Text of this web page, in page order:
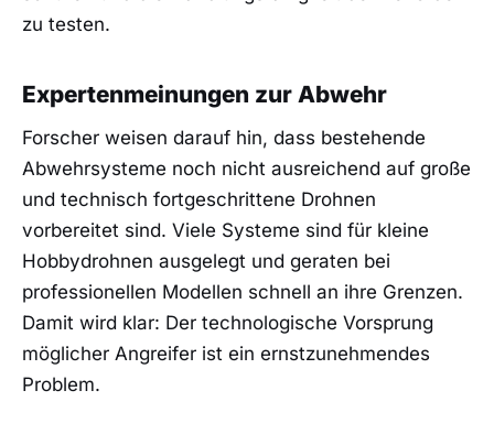
zu testen.
Expertenmeinungen zur Abwehr
Forscher weisen darauf hin, dass bestehende
Abwehrsysteme noch nicht ausreichend auf große
und technisch fortgeschrittene Drohnen
vorbereitet sind. Viele Systeme sind für kleine
Hobbydrohnen ausgelegt und geraten bei
professionellen Modellen schnell an ihre Grenzen.
Damit wird klar: Der technologische Vorsprung
möglicher Angreifer ist ein ernstzunehmendes
Problem.